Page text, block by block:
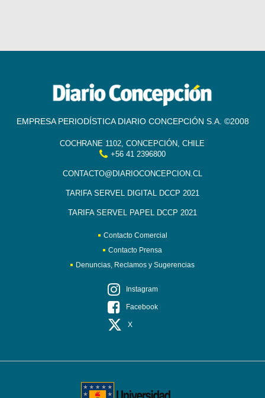
EMPRESA PERIODÍSTICA DIARIO CONCEPCIÓN S.A. ©2008
COCHRANE 1102, CONCEPCIÓN, CHILE
+56 41 2396800
CONTACTO@DIARIOCONCEPCION.CL
TARIFA SERVEL DIGITAL DCCP 2021
TARIFA SERVEL PAPEL DCCP 2021
Contacto Comercial
Contacto Prensa
Denuncias, Reclamos y Sugerencias
Instagram
Facebook
X